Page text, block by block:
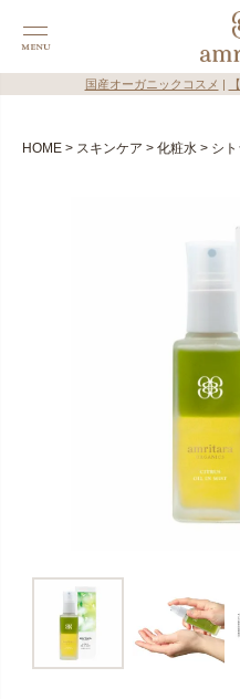
国産オーガニックコスメ
HOME スキンケア 化粧水 シ